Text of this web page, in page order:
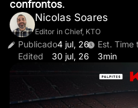
confrontos.
Nicolas Soares
Editor in Chief, KTO
Publicado4 jul, 26
Edited
30 jul, 26
Est. Time
3min